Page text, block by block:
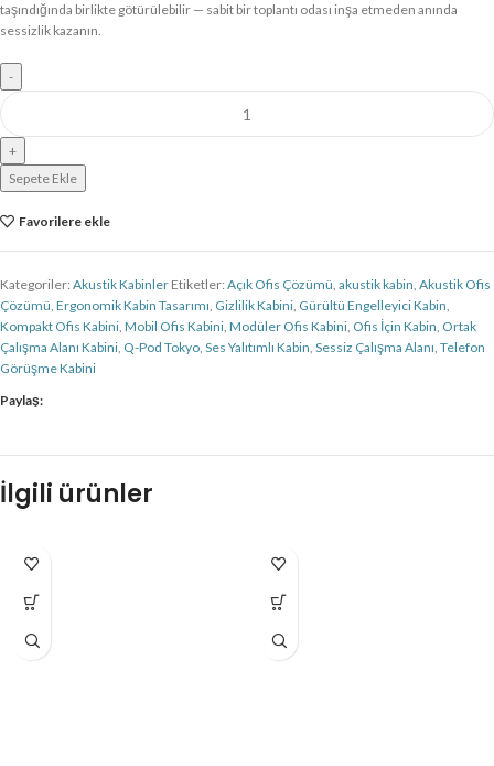
taşındığında birlikte götürülebilir — sabit bir toplantı odası inşa etmeden anında
sessizlik kazanın.
Sepete Ekle
Favorilere ekle
Kategoriler: Akustik Kabinler Etiketler: Açık Ofis Çözümü, akustik kabin, Akustik Ofis
Çözümü, Ergonomik Kabin Tasarımı, Gizlilik Kabini, Gürültü Engelleyici Kabin,
Kompakt Ofis Kabini, Mobil Ofis Kabini, Modüler Ofis Kabini, Ofis İçin Kabin, Ortak
Çalışma Alanı Kabini, Q-Pod Tokyo, Ses Yalıtımlı Kabin, Sessiz Çalışma Alanı, Telefon
Görüşme Kabini
Paylaş:
İlgili ürünler